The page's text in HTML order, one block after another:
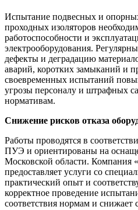
Испытание подвесных и
проходных изоляторов
работоспособности и
электрооборудования.
дефекты и деградацию
аварий, коротких замыканий и
своевременных испытаний
угрозы персоналу и штрафных
нормативам.
Снижение рисков отказа
Работы проводятся в
ПУЭ и ориентированы на
Московской области. Компания
предоставляет услуги со
практический опыт и
корректное проведение
соответствия нормам и снижает